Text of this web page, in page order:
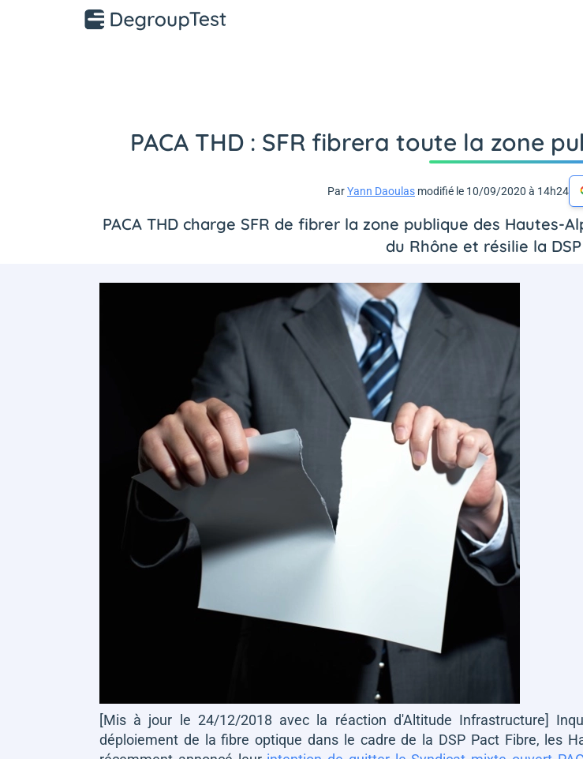
PACA THD : SFR fibrera toute la zone
ParYann Daoulas modifié le 10/09/2020 à 14h24
PACA THD charge SFR de fibrer la zone publique des Hautes-
du Rhône et résilie la
[Mis à jour le 24/12/2018 avec la réaction d'Altitude Infrastructure]
déploiement de la fibre optique dans le cadre de la DSP Pact Fibre, les